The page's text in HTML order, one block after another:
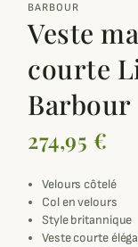
BARBOUR
Veste
courte
Barbour
274,95 €
Velours côtelé
Col en velours
Style britannique
Veste courte